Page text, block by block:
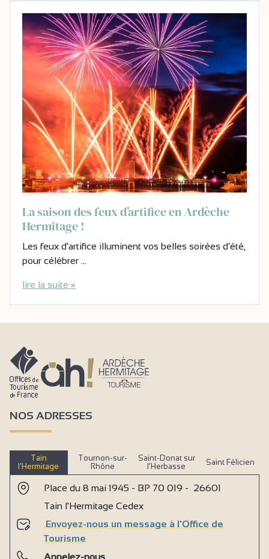
La saison des feux d’artifice en Ardèche
Hermitage !
Les feux d'artifice illuminent vos belles soirées d’été,
pour célébrer …
lire la suite »
NOS ADRESSES
Tain
l’Hermitage
Tournon-sur-
Rhône
Saint-Donat sur
l’Herbasse
Saint Félicien
Place du 8 mai 1945 - BP 70 019 - 26601
Tain l'Hermitage Cedex
Envoyez-nous un message à l'Office de
Tourisme
Appelez-nous